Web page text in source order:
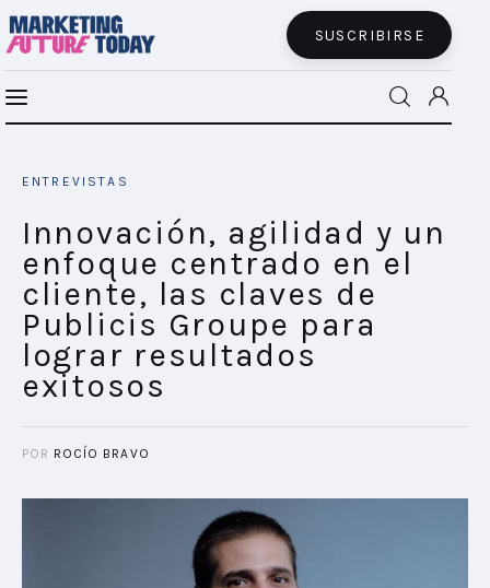
SUSCRIBIRSE
Publicis Groupe para lograr resultados
SHARE POST
INSIGHTS
FUTURE BRAND LAB
EVENTOS
CONECTADES
PLAYBOOKS
ENTREVISTAS
Innovación, agilidad y un
enfoque centrado en el
cliente, las claves de
Publicis Groupe para
lograr resultados
exitosos
POR ROCÍO BRAVO